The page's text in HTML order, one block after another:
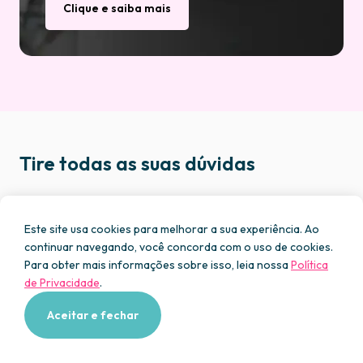
Clique e saiba mais
Tire todas as suas dúvidas
Sim! A Bagy é totalmente personalizável e você
poderá deixá-lo com a sua cara. Não existem limites
para a criatividade.
Tenho limitação de produtos que posso
adicionar ao site?
Este site usa cookies para melhorar a sua experiência. Ao
continuar navegando, você concorda com o uso de cookies.
Para obter mais informações sobre isso, leia nossaPolítica
de Privacidade.
Aceitar e fechar